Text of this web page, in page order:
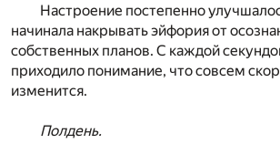
Настроение постепенно
начинала накрывать эйфория от
собственных планов. С каждой
приходило понимание, что совсем
изменится.
Полдень.